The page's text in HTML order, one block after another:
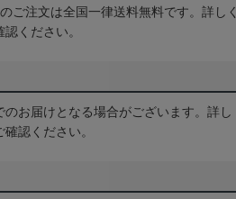
ご注文は全国一律送料無料です。詳しく
認ください。
お届けとなる場合がございます。詳し
確認ください。